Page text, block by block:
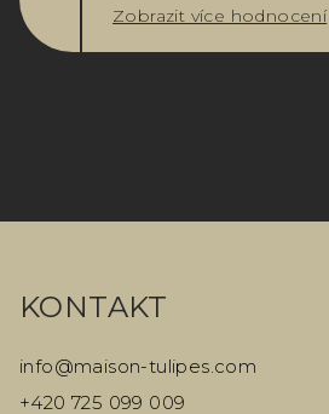
Zobrazit více hodnocení
KONTAKT
info@maison-tulipes.com
+420 725 099 009